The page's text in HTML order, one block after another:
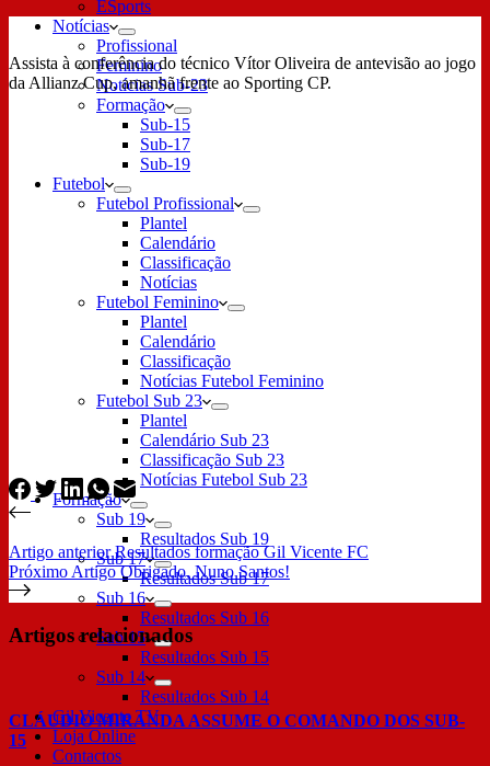
ESports
Notícias
Profissional
Feminino
Notícias Sub-23
Formação
Sub-15
Sub-17
Sub-19
Futebol
Futebol Profissional
Plantel
Calendário
Classificação
Notícias
Futebol Feminino
Plantel
Calendário
Classificação
Notícias Futebol Feminino
Futebol Sub 23
Plantel
Calendário Sub 23
Classificação Sub 23
Notícias Futebol Sub 23
Formação
Sub 19
Resultados Sub 19
Sub 17
Resultados Sub 17
Sub 16
Resultados Sub 16
Sub 15
Resultados Sub 15
Sub 14
Resultados Sub 14
Gil Vicente TV
Loja Online
Contactos
Assista à conferência do técnico Vítor Oliveira de antevisão ao jogo
da Allianz Cup, amanhã frente ao Sporting CP.
Artigo anteriorResultados formação Gil Vicente FC
Próximo Artigo Obrigado, Nuno Santos!
Artigos relacionados
CLÁUDIO MIRANDA ASSUME O COMANDO DOS SUB-
15